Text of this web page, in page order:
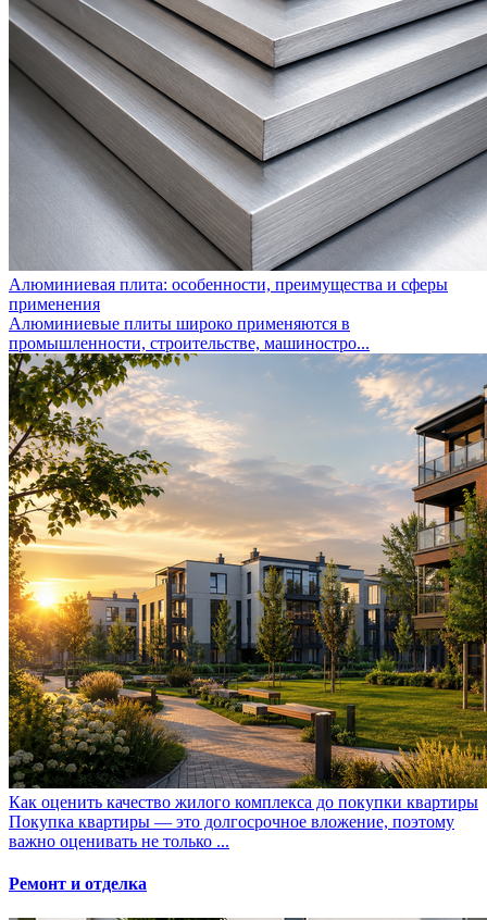
Алюминиевая плита: особенности, преимущества и сферы
применения
Алюминиевые плиты широко применяются в
промышленности, строительстве, машиностро...
Как оценить качество жилого комплекса до покупки квартиры
Покупка квартиры — это долгосрочное вложение, поэтому
важно оценивать не только ...
Ремонт и отделка